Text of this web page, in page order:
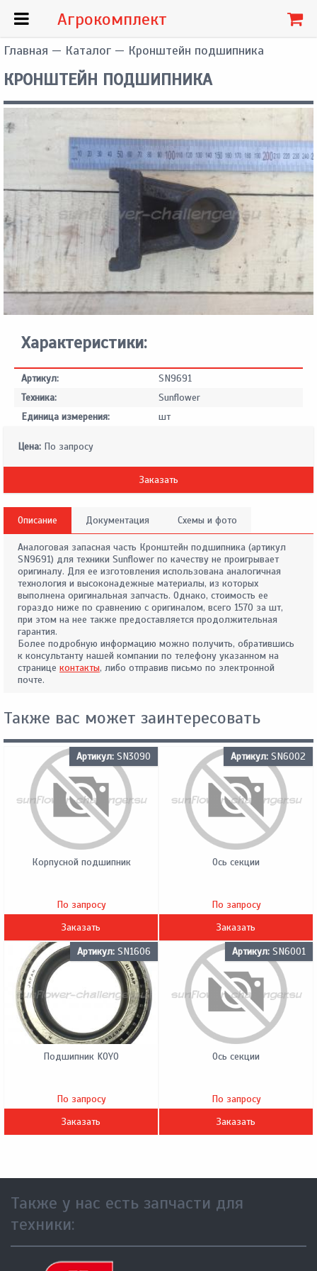
Главная — Каталог — Кронштейн подшипника
КРОНШТЕЙН ПОДШИПНИКА
Характеристики:
Артикул:
SN9691
Техника:
Sunflower
Единица измерения:
шт
Цена: По запросу
Заказать
Описание Документация Схемы и фото
Аналоговая запасная часть Кронштейн подшипника (артикул
SN9691) для техники Sunflower по качеству не проигрывает
оригиналу. Для ее изготовления использована аналогичная
технология и высоконадежные материалы, из которых
выполнена оригинальная запчасть. Однако, стоимость ее
гораздо ниже по сравнению с оригиналом, всего 1570 за шт,
при этом на нее также предоставляется продолжительная
гарантия.
Более подробную информацию можно получить, обратившись
к консультанту нашей компании по телефону указанном на
странице контакты, либо отправив письмо по электронной
почте.
Также вас может заинтересовать
Артикул: SN3090
Корпусной подшипник
По запросу
Заказать
Артикул: SN6002
Ось секции
По запросу
Заказать
Артикул: SN1606
Подшипник KOYO
По запросу
Заказать
Артикул: SN6001
Ось секции
По запросу
Заказать
Также у нас есть запчасти для
техники:
Агрокомплект